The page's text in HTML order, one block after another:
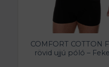
COMFORT COTTON
rövid ujjú póló –